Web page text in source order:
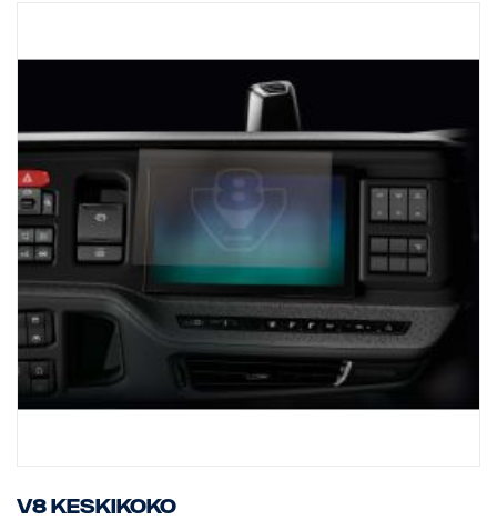
V8 keskikoko